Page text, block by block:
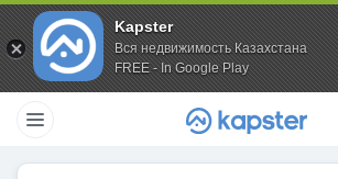
Kapster
Вся недвижимость Казахстана
FREE - In Google Play